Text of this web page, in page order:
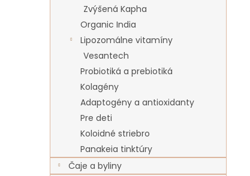
Zvýšená Kapha
Organic India
Lipozomálne vitamíny
Vesantech
Probiotiká a prebiotiká
Kolagény
Adaptogény a antioxidanty
Pre deti
Koloidné striebro
Panakeia tinktúry
Čaje a byliny